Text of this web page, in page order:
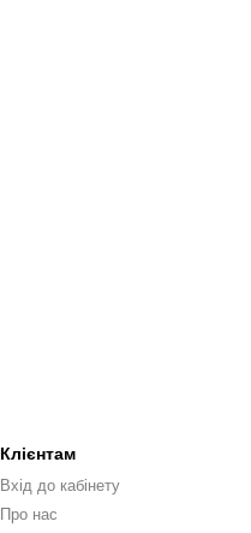
Клієнтам
Вхід до кабінету
Про нас